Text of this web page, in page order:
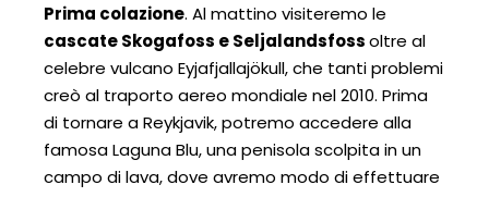
Prima colazione. Al mattino visiteremo le
cascate Skogafoss e Seljalandsfossoltre al
celebre vulcano Eyjafjallajökull, che tanti problemi
creò al traporto aereo mondiale nel 2010. Prima
di tornare a Reykjavik, potremo accedere alla
famosa Laguna Blu, una penisola scolpita in un
campo di lava, dove avremo modo di effettuare